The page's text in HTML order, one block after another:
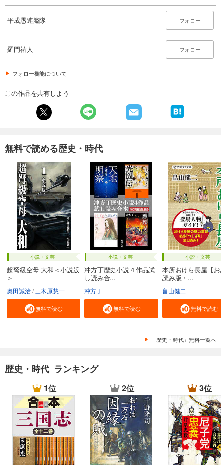
平成愚連艦隊 フォロー
羅門祐人 フォロー
フォロー機能について
この作品を共有しよう
無料で読める歴史・時代
小説・文芸
超弩級空母 大和＜小説版
＞
奥田誠治 三木原慧一
無料で読む
小説・文芸
冲方丁歴史小説４作品試
し読み合...
冲方丁
無料で読む
小説・文芸
本所おけら長屋【
読み版・...
畠山健二
無料で読む
「歴史・時代」無料一覧へ
歴史・時代 ランキング
1位 2位 3位